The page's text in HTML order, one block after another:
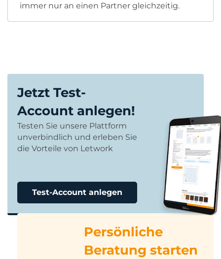
immer nur an einen Partner gleichzeitig.
Jetzt Test-
Account anlegen!
Testen Sie unsere Plattform
unverbindlich und erleben Sie
die Vorteile von Letwork
Test-Account anlegen
Persönliche
Beratung starten